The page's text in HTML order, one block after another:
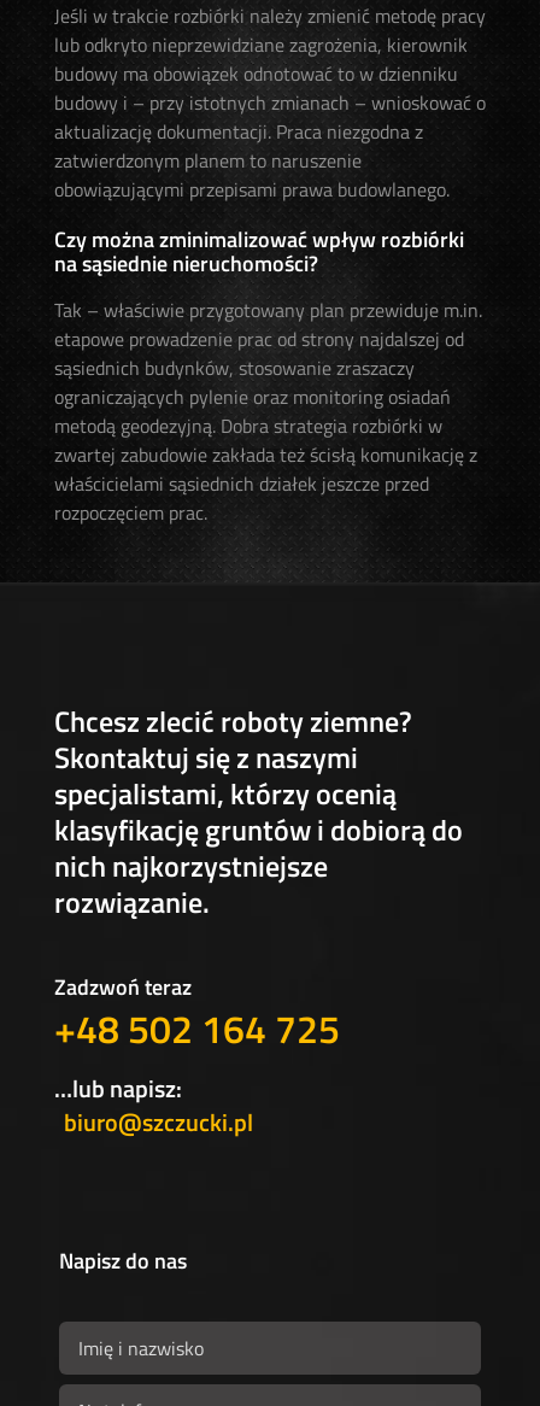
Jeśli w trakcie rozbiórki należy zmienić metodę pracy
lub odkryto nieprzewidziane zagrożenia, kierownik
budowy ma obowiązek odnotować to w dzienniku
budowy i – przy istotnych zmianach – wnioskować o
aktualizację dokumentacji. Praca niezgodna z
zatwierdzonym planem to naruszenie
obowiązującymi przepisami prawa budowlanego.
Czy można zminimalizować wpływ rozbiórki
na sąsiednie nieruchomości?
Tak – właściwie przygotowany plan przewiduje m.in.
etapowe prowadzenie prac od strony najdalszej od
sąsiednich budynków, stosowanie zraszaczy
ograniczających pylenie oraz monitoring osiadań
metodą geodezyjną. Dobra strategia rozbiórki w
zwartej zabudowie zakłada też ścisłą komunikację z
właścicielami sąsiednich działek jeszcze przed
rozpoczęciem prac.
Chcesz zlecić roboty ziemne?
Skontaktuj się z naszymi
specjalistami, którzy ocenią
klasyfikację gruntów i dobiorą do
nich najkorzystniejsze
rozwiązanie.
Zadzwoń teraz
+48 502 164 725
…lub napisz:
biuro@szczucki.pl
Napisz do nas